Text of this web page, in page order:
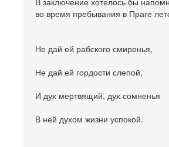
во время пребывания в Праге
Не дай ей рабского смиренья,
Не дай ей гордости слепой,
И дух мертвящий, дух сомненья
В ней духом жизни успокой.